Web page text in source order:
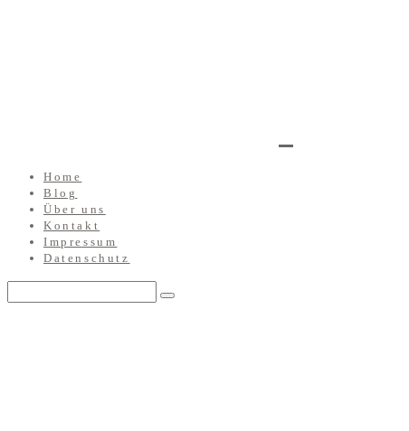
Home
Blog
Über uns
Kontakt
Impressum
Datenschutz